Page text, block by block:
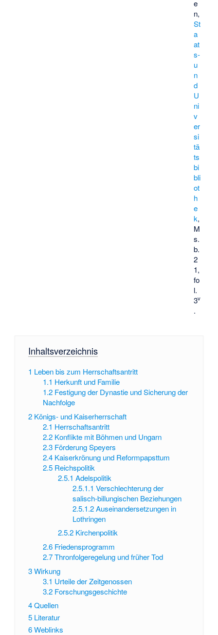
e
n,
St
a
at
s-
u
n
d
U
ni
v
er
si
tä
ts
bi
bli
ot
h
e
k,
M
s.
b.
2
1,
fo
l.
3v
.
Inhaltsverzeichnis
1 Leben bis zum Herrschaftsantritt
1.1 Herkunft und Familie
1.2 Festigung der Dynastie und Sicherung der
Nachfolge
2 Königs- und Kaiserherrschaft
2.1 Herrschaftsantritt
2.2 Konflikte mit Böhmen und Ungarn
2.3 Förderung Speyers
2.4 Kaiserkrönung und Reformpapsttum
2.5 Reichspolitik
2.5.1 Adelspolitik
2.5.1.1 Verschlechterung der
salisch-billungischen Beziehungen
2.5.1.2Auseinandersetzungen in
Lothringen
2.5.2 Kirchenpolitik
2.6 Friedensprogramm
2.7 Thronfolgeregelung und früher Tod
3Wirkung
3.1 Urteile der Zeitgenossen
3.2 Forschungsgeschichte
4Quellen
5 Literatur
6Weblinks